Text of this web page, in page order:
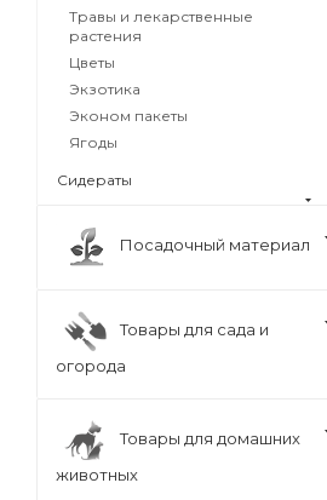
Травы и лекарственные
растения
Цветы
Экзотика
Эконом пакеты
Ягоды
Сидераты
Посадочный материал
Товары для сада и
огорода
Товары для домашних
животных